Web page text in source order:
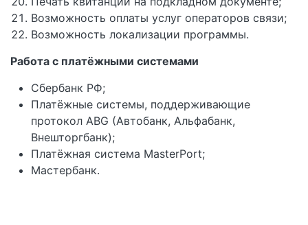
Возможность оплаты услуг операторов связи;
Возможность локализации программы.
Работа с платёжными системами
Сбербанк РФ;
Платёжные системы, поддерживающие
протокол ABG (Автобанк, Альфабанк,
Внешторгбанк);
Платёжная система MasterPort;
Мастербанк.